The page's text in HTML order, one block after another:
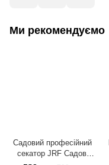
Ми рекомендуємо
Садовий професійний
секатор JRF Садові